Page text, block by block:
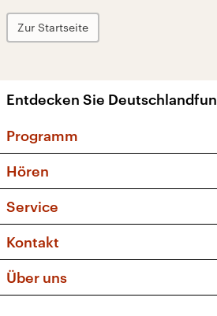
Zur Startseite
Entdecken Sie
Programm
Sendungen und Podcasts
Musikliste
Kakadu – Das
Hören
Frequenzen (UKW + DAB+)
Service
FAQ
Apps
Newsletter
Kontakt
Social Media
Über uns